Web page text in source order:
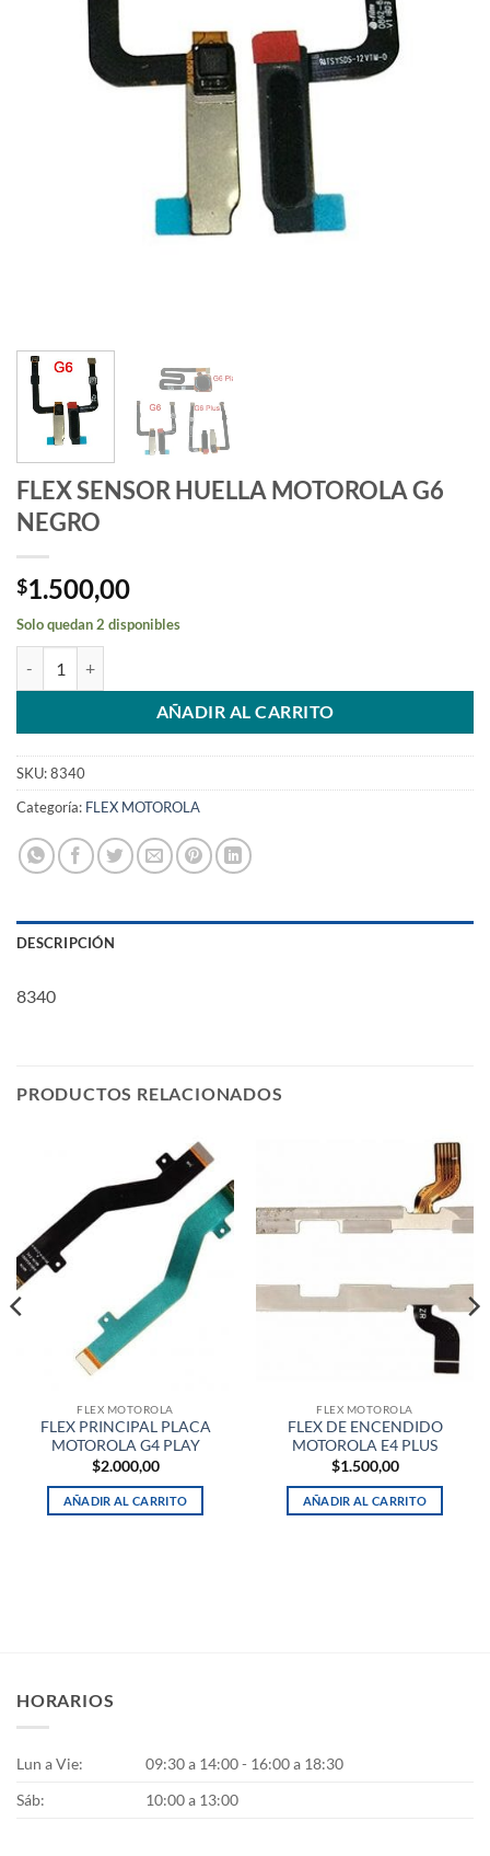
FLEX SENSOR HUELLA MOTOROLA G6
NEGRO
$1.500,00
Solo quedan 2 disponibles
AÑADIR AL CARRITO
SKU:8340
Categoría: FLEX MOTOROLA
DESCRIPCIÓN
8340
PRODUCTOS RELACIONADOS
FLEX MOTOROLA
FLEX PRINCIPAL PLACA
MOTOROLA G4 PLAY
$2.000,00
AÑADIR AL CARRITO
FLEX MOTOROLA
FLEX DE ENCENDIDO
MOTOROLA E4 PLUS
$1.500,00
AÑADIR AL CARRITO
HORARIOS
Lun a Vie:
09:30 a 14:00 - 16:00 a 18:30
Sáb:
10:00 a 13:00